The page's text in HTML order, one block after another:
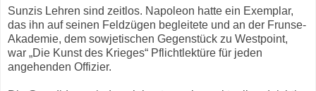
Sunzis Lehren sind zeitlos. Napoleon hatte ein Exemplar,
das ihn auf seinen Feldzügen begleitete und an der Frunse-
Akademie, dem sowjetischen Gegenstück zu Westpoint,
war „Die Kunst des Krieges“ Pflichtlektüre für jeden
angehenden Offizier.